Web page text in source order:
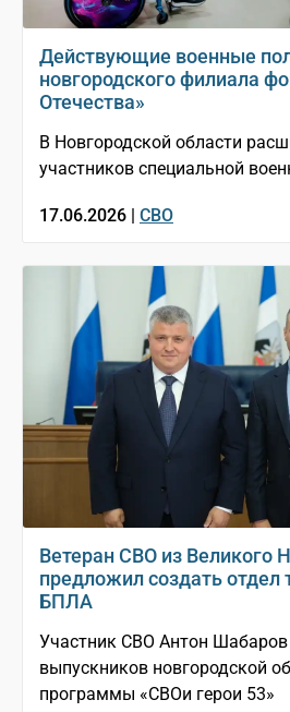
Действующие военные
новгородского филиала
Отечества»
В Новгородской области
участников специальной
17.06.2026 | СВО
Ветеран СВО из Великого
предложил создать отдел
БПЛА
Участник СВО Антон
выпускников новгородской
программы «СВОи герои 53»